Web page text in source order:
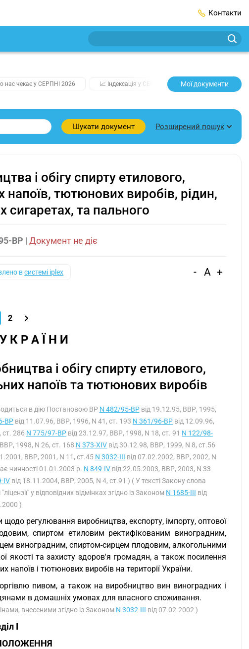
Контакти
чекає у СЕРПНІ 2026 📈 Індексація у СЕРПНІ 2️⃣0️⃣2️⃣7️⃣ Усі
Мої документи
Шукати документ Розширений пошук
і обігу спирту етилового,
напоїв, тютюнових виробів, рідин,
та пального
ВР | Документ не діє
всистемі iplex - A +
2
К Р А Ї Н И
і обігу спирту етилового,
напоїв та тютюнових виробів
в дію Постановою ВР N 482/95-ВРвід 19.12.95, ВВР, 1995,
ВР від 11.07.96, ВВР, 1996, N 41, ст. 193 N 361/96-ВР від 12.09.96,
ст. 286 N 775/97-ВР від 23.12.97, ВВР, 1998, N 18, ст. 91 N 122/98-
1998, N 26, ст. 168 N 373-XIV від 30.12.98, ВВР, 1999, N 8, ст.56
ВВР, 2001, N 11, ст.45 N 3032-III від 07.02.2002, ВВР, 2002, N
чинності 01.01.2003 р. N 849-IVвід 22.05.2003, ВВР, 2003, N 33-
IV від 18.11.2004, ВВР, 2005, N 4, ст.91 ) ( У тексті Закону слова
у відповідних відмінках згідно із Законом N 1685-III від
)
регулювання виробництва, експорту, імпорту, оптової
спиртом етиловим ректифікованим виноградним,
виноградним, спиртом-сирцем плодовим, алкогольними
якості та захисту здоров'я громадян, а також посилення
і тютюнових виробів на території України.
пивом, а також на виробництво вин виноградних і
в домашніх умовах для власного споживання.
внесеними згідно із Законом N 3032-III від 07.02.2002 )
I